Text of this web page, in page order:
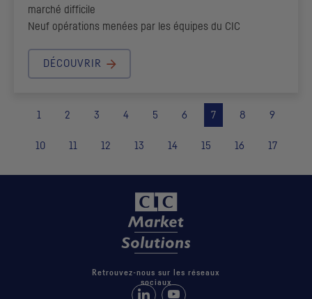
marché difficile
Neuf opérations menées par les équipes du CIC
DÉCOUVRIR
1 2 3 4 5 6 7 8 9
10 11 12 13 14 15 16 17
Retrouvez-nous sur les réseaux
sociaux
Retrouvez-nous sur LinkedIn
Suivez-nous sur Youtube